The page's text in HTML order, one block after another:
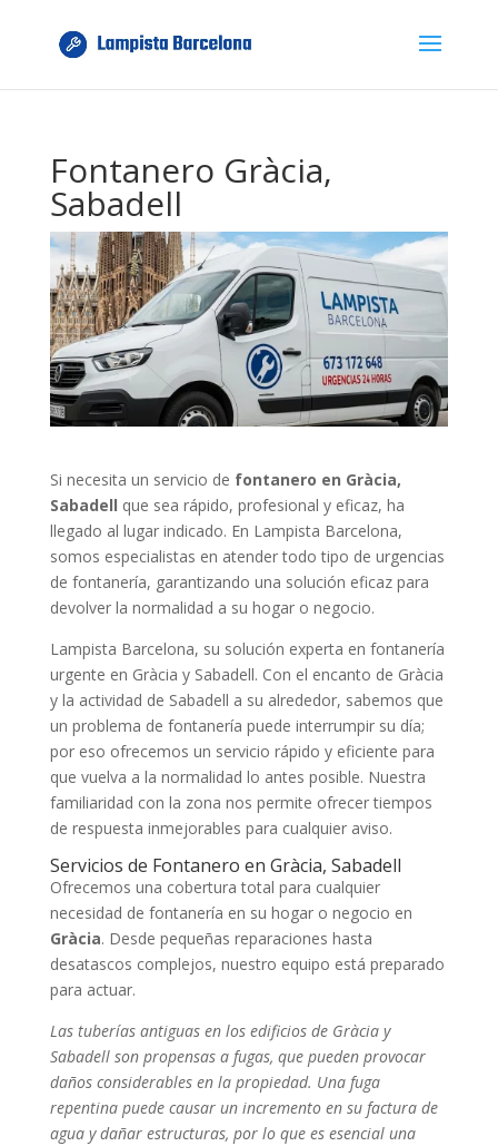
Fontanero Gràcia,
Sabadell
Si necesita un servicio de fontanero en Gràcia,
Sabadell que sea rápido, profesional y eficaz, ha
llegado al lugar indicado. En Lampista Barcelona,
somos especialistas en atender todo tipo de urgencias
de fontanería, garantizando una solución eficaz para
devolver la normalidad a su hogar o negocio.
Lampista Barcelona, su solución experta en fontanería
urgente en Gràcia y Sabadell. Con el encanto de Gràcia
y la actividad de Sabadell a su alrededor, sabemos que
un problema de fontanería puede interrumpir su día;
por eso ofrecemos un servicio rápido y eficiente para
que vuelva a la normalidad lo antes posible. Nuestra
familiaridad con la zona nos permite ofrecer tiempos
de respuesta inmejorables para cualquier aviso.
Servicios de Fontanero en Gràcia, Sabadell
Ofrecemos una cobertura total para cualquier
necesidad de fontanería en su hogar o negocio en
Gràcia. Desde pequeñas reparaciones hasta
desatascos complejos, nuestro equipo está preparado
para actuar.
Las tuberías antiguas en los edificios de Gràcia y
Sabadell son propensas a fugas, que pueden provocar
daños considerables en la propiedad. Una fuga
repentina puede causar un incremento en su factura de
agua y dañar estructuras, por lo que es esencial una